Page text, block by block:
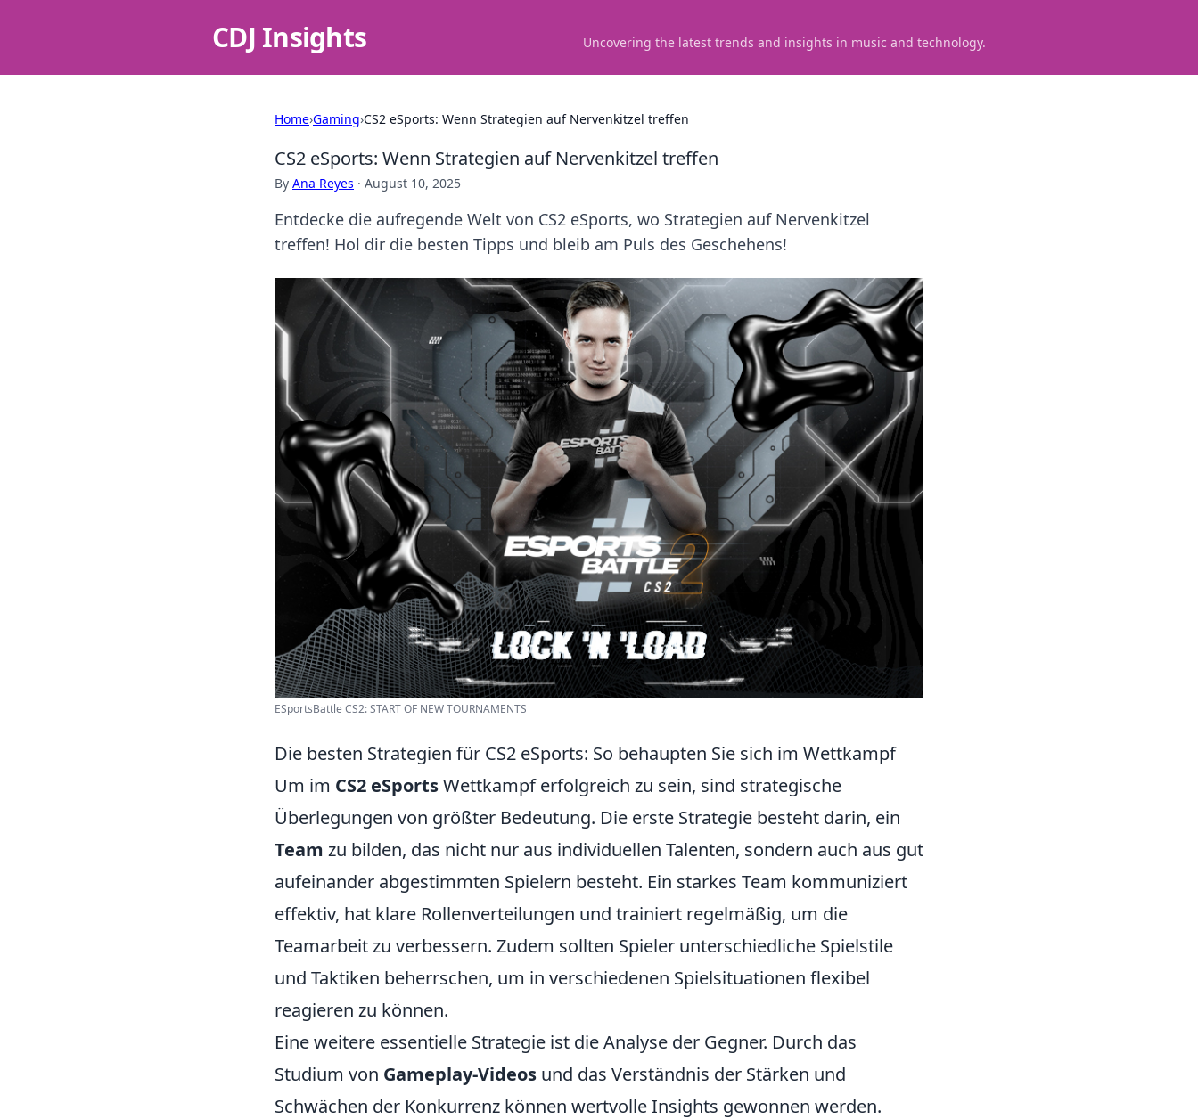
CDJ Insights Uncovering the latest trends and insights in music and technology.
Home›Gaming›CS2 eSports: Wenn Strategien auf Nervenkitzel treffen
CS2 eSports: Wenn Strategien auf Nervenkitzel treffen
By Ana Reyes · August 10, 2025
Entdecke die aufregende Welt von CS2 eSports, wo Strategien auf Nervenkitzel
treffen! Hol dir die besten Tipps und bleib am Puls des Geschehens!
ESportsBattle CS2: START OF NEW TOURNAMENTS
Die besten Strategien für CS2 eSports: So behaupten Sie sich im Wettkampf
Um im CS2 eSportsWettkampf erfolgreich zu sein, sind strategische
Überlegungen von größter Bedeutung. Die erste Strategie besteht darin, ein
Team zu bilden, das nicht nur aus individuellen Talenten, sondern auch aus gut
aufeinander abgestimmten Spielern besteht. Ein starkes Team kommuniziert
effektiv, hat klare Rollenverteilungen und trainiert regelmäßig, um die
Teamarbeit zu verbessern. Zudem sollten Spieler unterschiedliche Spielstile
und Taktiken beherrschen, um in verschiedenen Spielsituationen flexibel
reagieren zu können.
Eine weitere essentielle Strategie ist die Analyse der Gegner. Durch das
Studium von Gameplay-Videos und das Verständnis der Stärken und
Schwächen der Konkurrenz können wertvolle Insights gewonnen werden.